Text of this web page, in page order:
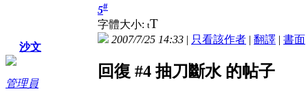
沙文
管理員
5#
字體大小: tT
2007/7/25 14:33 | 只看該作者 | 翻譯 | 書面
回復 #4 抽刀斷水 的帖子